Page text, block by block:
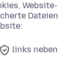
Website-
Dateien
links neben